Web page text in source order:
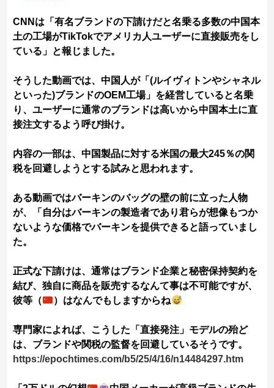
CNNは「有名ブランドの下請けだと名乗る多数の中国本
土の工場がTikTokでアメリカ人ユーザーに直接販売をし
ている」と報じました。
そうした動画では、中国人が「(ルイヴィトンやシャネル
といった)ブランドのOEM工場」を経営していると名乗
り、ユーザーに通常のブランドは高いから中国本土に直
接注文するよう呼び掛け。
内容の一部は、中国製品に対する米国の最大245％の関
税を回避しようとする試みと思われます。
ある動画ではバーキンのバッグの壁の前に立った人物
が、「自分はバーキンの製造者であり君らが想像もつか
ないような価格でバーキンを提供できると語っていまし
た。
正式な下請けは、通常はブランド企業と秘密保持契約を
結び、独自に商品を販売するなんて事は不可能ですが、
彼等（
）はなんでもしますからね
専門家によれば、こうした「直接発注」モデルの殆ど
は、ブランドや関税の監督を回避しているそうです。
https://epochtimes.com/b5/25/4/16/n14484297.htm